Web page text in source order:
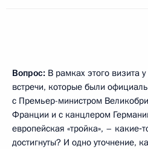
Вопрос: В рамках этого визита
встречи, которые были
с Премьер-министром
Франции и с канцлером
европейская «тройка», –
достигнуты? И одно уточнение,